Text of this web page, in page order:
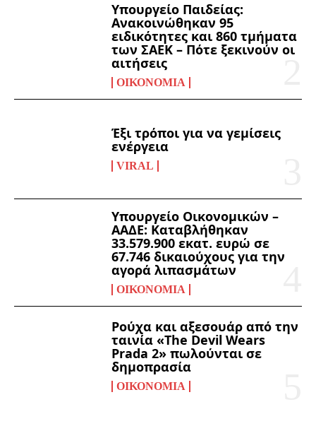
Υπουργείο Παιδείας:
Ανακοινώθηκαν 95
ειδικότητες και 860 τμήματα
των ΣΑΕΚ – Πότε ξεκινούν οι
αιτήσεις
ΟΙΚΟΝΟΜΊΑ
Έξι τρόποι για να γεμίσεις
ενέργεια
VIRAL
Υπουργείο Οικονομικών –
ΑΑΔΕ: Καταβλήθηκαν
33.579.900 εκατ. ευρώ σε
67.746 δικαιούχους για την
αγορά λιπασμάτων
ΟΙΚΟΝΟΜΊΑ
Ρούχα και αξεσουάρ από την
ταινία «The Devil Wears
Prada 2» πωλούνται σε
δημοπρασία
ΟΙΚΟΝΟΜΊΑ